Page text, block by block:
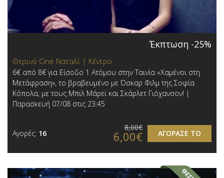
Έκπτωση -25%
Θερινό Cine Ναταλί | Κέντρο
6€ από 8€ για Είσοδο 1 Ατόμου στην Ταινία «Χαμένοι στη
Μετάφραση», το βραβευμένο με Όσκαρ Φιλμ της Σοφία
Κόπολα, με τους Μπιλ Μάρεϊ και Σκάρλετ Γιόχανσον! |
Παρασκευή 07/08 στις 23:45
Αγορές: 16 ΑΓΟΡΑΣΕ ΤΟ
8,00€
6,00€